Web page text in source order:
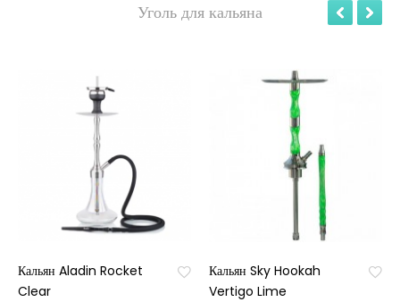
Уголь для кальяна
Кальян Aladin Rocket
Clear
Кальян Sky Hookah
Vertigo Lime